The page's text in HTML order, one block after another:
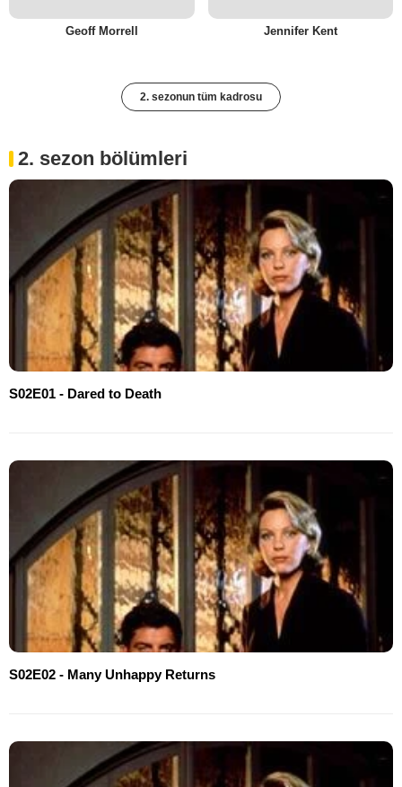
Geoff Morrell Jennifer Kent
2. sezonun tüm kadrosu
2. sezon bölümleri
S02E01 - Dared to Death
S02E02 - Many Unhappy Returns